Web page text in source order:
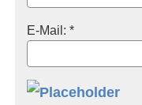
E-Mail: *